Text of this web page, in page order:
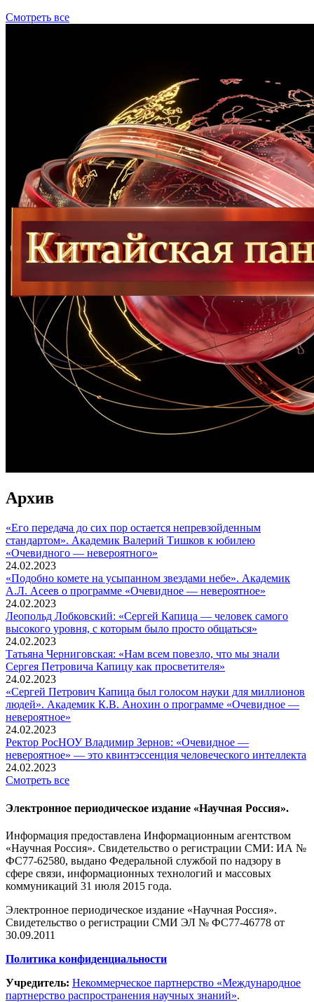
Смотреть все
Архив
«Его передача до сих пор остается непревзойденным
стандартом». Академик Валерий Тишков к юбилею
«Очевидного — невероятного»
24.02.2023
«Подобно комете на усыпанном звездами небе». Академик
А.Л. Асеев о программе «Очевидное — невероятное»
24.02.2023
Леопольд Лобковский: «Сергей Капица — человек самого
высокого уровня, с которым было просто общаться»
24.02.2023
Татьяна Черниговская: «Нам всем повезло, что мы знали
Сергея Петровича Капицу как просветителя»
24.02.2023
«Сергей Петрович Капица был голосом науки для миллионов
людей». Академик К.В. Анохин о программе «Очевидное —
невероятное»
24.02.2023
Ректор РосНОУ Владимир Зернов: «Очевидное —
невероятное» — это квинтэссенция человеческого интеллекта
24.02.2023
Смотреть все
Электронное периодическое издание «Научная Россия».
Информация предоставлена Информационным агентством
«Научная Россия». Свидетельство о регистрации СМИ: ИА №
ФС77-62580, выдано Федеральной службой по надзору в
сфере связи, информационных технологий и массовых
коммуникаций 31 июля 2015 года.
Электронное периодическое издание «Научная Россия».
Свидетельство о регистрации СМИ ЭЛ № ФС77-46778 от
30.09.2011
Политика конфиденциальности
Учредитель: Некоммерческое партнерство «Международное
партнерство распространения научных знаний».